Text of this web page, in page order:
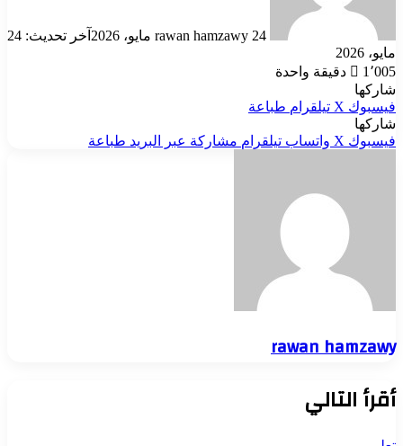
rawan hamzawy 24 مايو، 2026
آخر تحديث: 24
مايو، 2026
1٬005
دقيقة واحدة
شاركها
فيسبوك ‫X تيلقرام طباعة
شاركها
فيسبوك ‫X واتساب تيلقرام مشاركة عبر البريد طباعة
rawan hamzawy
أقرأ التالي